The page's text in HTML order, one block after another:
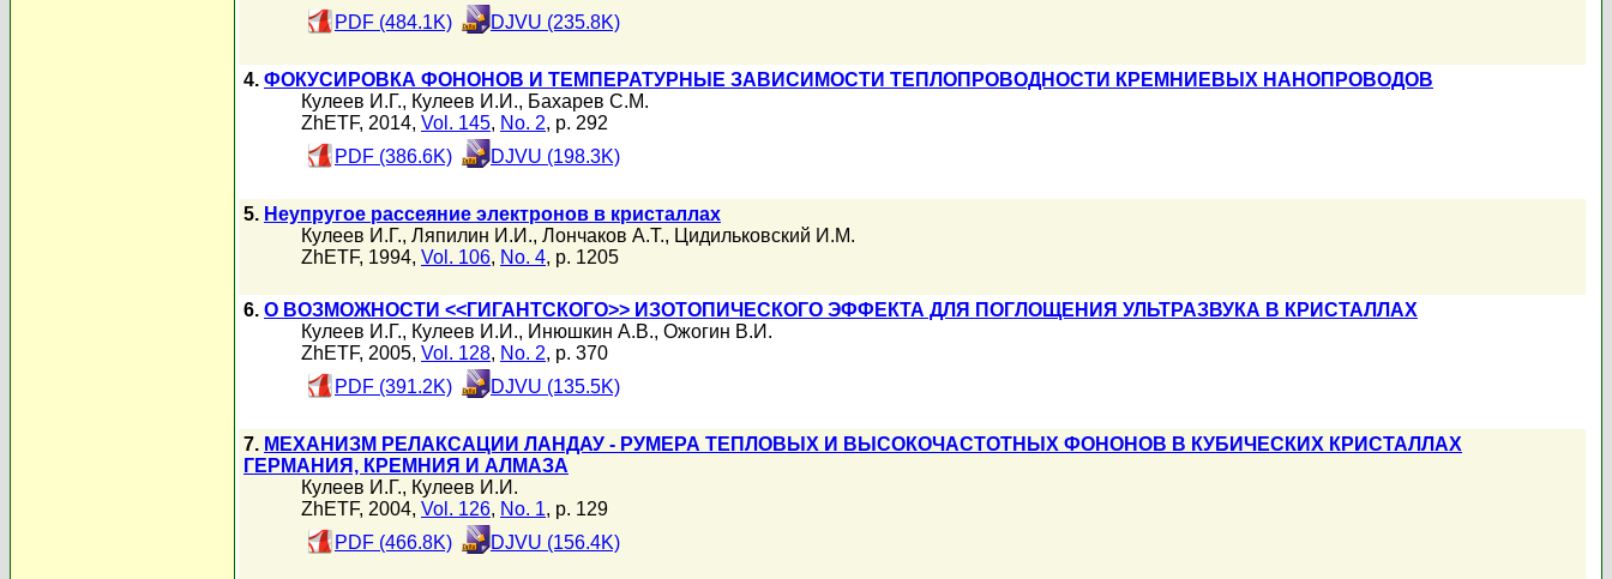
PDF (484.1K)
DJVU (235.8K)
4. ФОКУСИРОВКА ФОНОНОВ И ТЕМПЕРАТУРНЫЕ ЗАВИСИМОСТИ ТЕПЛОПРОВОДНОСТИ КРЕМНИЕВЫХ НАНОПРОВОДОВ
Кулеев И.Г., Кулеев И.И., Бахарев С.М.
ZhETF, 2014, Vol. 145, No. 2, p. 292
PDF (386.6K)
DJVU (198.3K)
5. Неупругое рассеяние электронов в кристаллах
Кулеев И.Г., Ляпилин И.И., Лончаков А.Т., Цидильковский И.М.
ZhETF, 1994, Vol. 106, No. 4, p. 1205
6. О ВОЗМОЖНОСТИ <<ГИГАНТСКОГО>> ИЗОТОПИЧЕСКОГО ЭФФЕКТА ДЛЯ ПОГЛОЩЕНИЯ УЛЬТРАЗВУКА В КРИСТАЛЛАХ
Кулеев И.Г., Кулеев И.И., Инюшкин А.В., Ожогин В.И.
ZhETF, 2005, Vol. 128, No. 2, p. 370
PDF (391.2K)
DJVU (135.5K)
7. МЕХАНИЗМ РЕЛАКСАЦИИ ЛАНДАУ - РУМЕРА ТЕПЛОВЫХ И ВЫСОКОЧАСТОТНЫХ ФОНОНОВ В КУБИЧЕСКИХ КРИСТАЛЛАХ
ГЕРМАНИЯ, КРЕМНИЯ И АЛМАЗА
Кулеев И.Г., Кулеев И.И.
ZhETF, 2004, Vol. 126, No. 1, p. 129
PDF (466.8K)
DJVU (156.4K)